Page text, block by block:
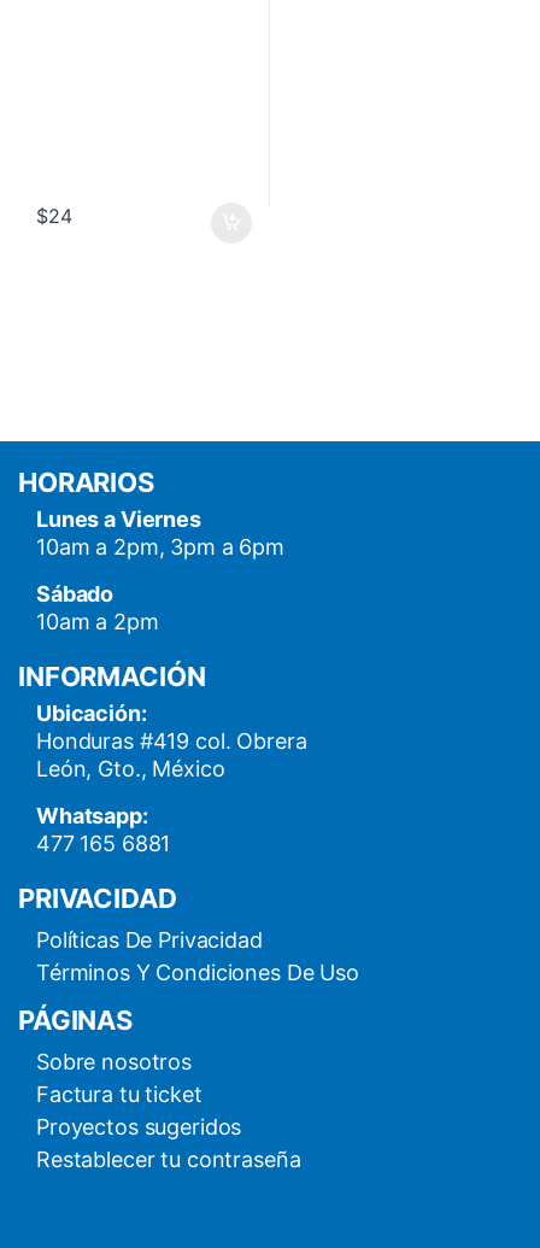
$24
HORARIOS
Lunes a Viernes
10am a 2pm, 3pm a 6pm
Sábado
10am a 2pm
INFORMACIÓN
Ubicación:
Honduras #419 col. Obrera
León, Gto., México
Whatsapp:
477 165 6881
PRIVACIDAD
Políticas De Privacidad
Términos Y Condiciones De Uso
PÁGINAS
Sobre nosotros
Factura tu ticket
Proyectos sugeridos
Restablecer tu contraseña